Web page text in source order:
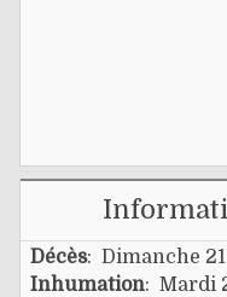
Décès: Dimanche
Inhumation: Mardi